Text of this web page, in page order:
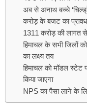
अब से अनाथ बच्चे
करोड़ के बजट का
1311 करोड़ की लागत से
हिमाचल के सभी जिलों
का लक्ष्य तय
हिमाचल को मॉडल स्टेट
किया जाएगा
NPS का पैसा लाने के